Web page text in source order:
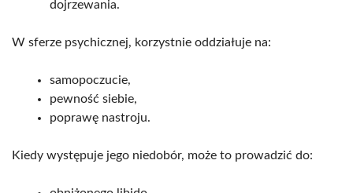
dojrzewania.
W sferze psychicznej, korzystnie oddziałuje na:
samopoczucie,
pewność siebie,
poprawę nastroju.
Kiedy występuje jego niedobór, może to prowadzić do: